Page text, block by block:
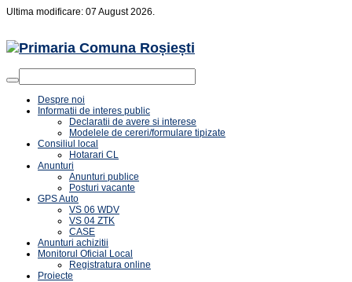
Ultima modificare: 07 August 2026.
Despre noi
Informatii de interes public
Declaratii de avere si interese
Modelele de cereri/formulare tipizate
Consiliul local
Hotarari CL
Anunturi
Anunturi publice
Posturi vacante
GPS Auto
VS 06 WDV
VS 04 ZTK
CASE
Anunturi achizitii
Monitorul Oficial Local
Registratura online
Proiecte